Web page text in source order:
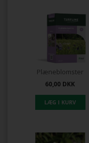
Plæneblomster
60,00 DKK